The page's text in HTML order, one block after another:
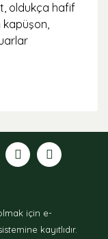
oldukça hafif
kapüşon,
için e-
kayıtlıdır.